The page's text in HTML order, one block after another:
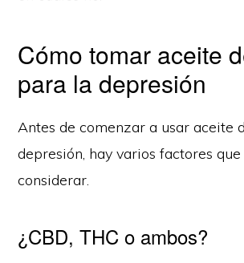
Cómo tomar aceite
para la depresión
Antes de comenzar a usar aceite
depresión, hay varios factores
considerar.
¿CBD, THC o ambos?
Personal Assistant OÜ y ClonesCBD